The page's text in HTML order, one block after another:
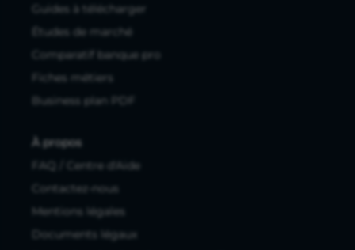
Guides à télécharger
Études de marché
Comparatif banque pro
Fiches métiers
Business plan PDF
À propos
FAQ / Centre d'Aide
Contactez-nous
Mentions légales
Documents légaux